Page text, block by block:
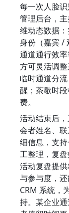
每一次人脸
管理后台，
维动态数据
身份（嘉宾 /
通道通行效
方可灵活调
临时通道分
醒；茶歇时
费。
活动结束后，
会者姓名、
细信息，支
工整理，复
活动复盘提供
与参与度，还
CRM 系统，
持。某企业